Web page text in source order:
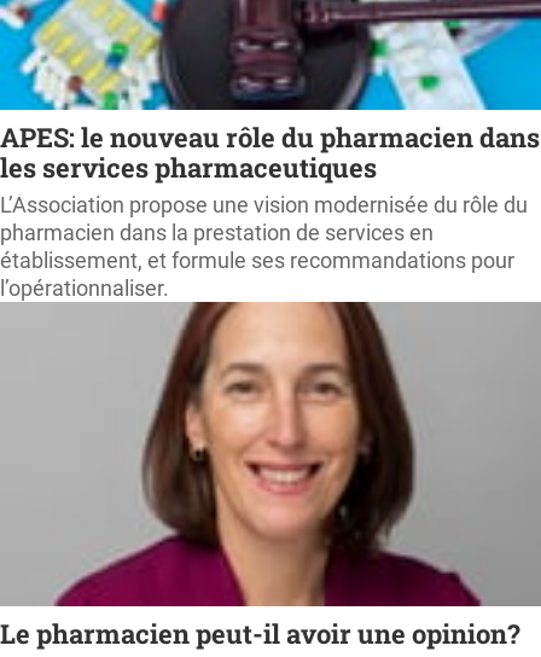
APES: le nouveau rôle du pharmacien dans
les services pharmaceutiques
L’Association propose une vision modernisée du rôle du
pharmacien dans la prestation de services en
établissement, et formule ses recommandations pour
l’opérationnaliser.
Le pharmacien peut-il avoir une opinion?